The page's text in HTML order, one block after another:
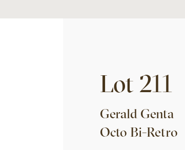
Lot 211
Gerald Genta
Octo Bi-Retro